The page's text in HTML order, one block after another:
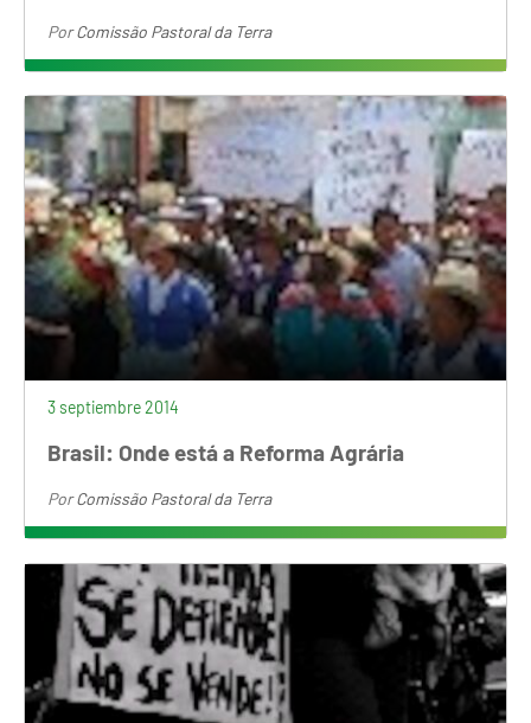
PorComissão Pastoral da Terra
3 septiembre 2014
Brasil: Onde está a Reforma Agrária
PorComissão Pastoral da Terra